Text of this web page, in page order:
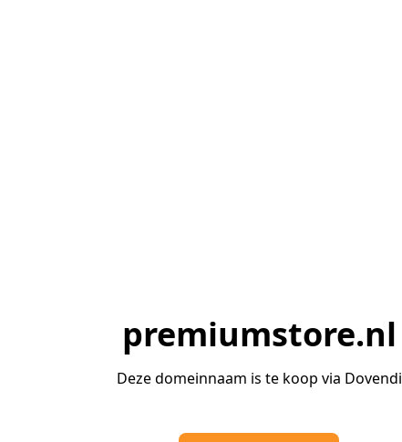
premiumstore.nl
Deze domeinnaam is te koop via Dovendi